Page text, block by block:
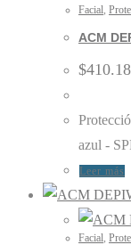
Facial
ACM
$410.18
azul -
Leer más
Facial,